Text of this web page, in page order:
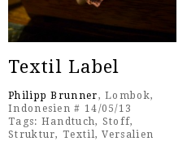
Textil Label
Philipp Brunner, Lombok,
Indonesien # 14/05/13
Tags: Handtuch, Stoff,
Struktur,Textil ,Versalien